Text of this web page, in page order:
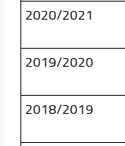
2020/2021
2019/2020
2018/2019